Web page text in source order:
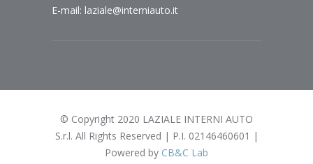
E-mail: laziale@interniauto.it
© Copyright 2020 LAZIALE INTERNI AUTO
S.r.l. All Rights Reserved | P.I. 02146460601 |
Powered by CB&C Lab